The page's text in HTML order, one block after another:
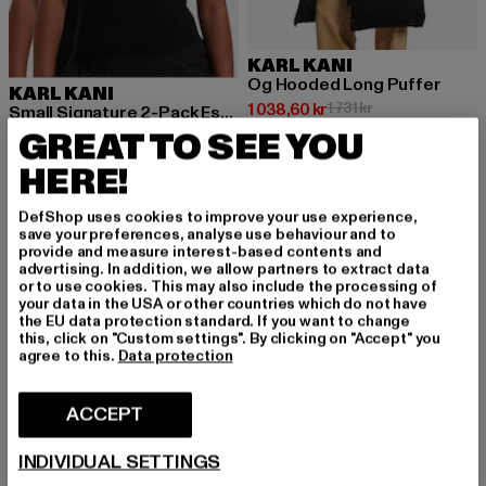
KARL KANI
Small Signature 2-Pack Essential Tight
414,18 kr
Nuvarande pris: 414,18 kr
531 krKampanjpris: 531 kr
KARL KANI
Og Hooded Long Puffer
1 038,60 kr
Nuvarande pris: 1 038,60 kr
1 731 krKampanjpris: 1
-14% NY -10%
GREAT TO SEE YOU
HERE!
DefShop uses cookies to improve your use experience,
save your preferences, analyse use behaviour and to
provide and measure interest-based contents and
advertising. In addition, we allow partners to extract data
or to use cookies. This may also include the processing of
your data in the USA or other countries which do not have
the EU data protection standard. If you want to change
this, click on "Custom settings". By clicking on "Accept" you
agree to this. Data protection
ACCEPT
INDIVIDUAL SETTINGS